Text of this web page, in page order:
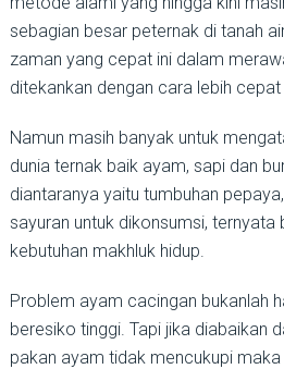
sebagian besar peternak di tanah
zaman yang cepat ini dalam
ditekankan dengan cara lebih
Namun masih banyak untuk
dunia ternak baik ayam, sapi dan
diantaranya yaitu tumbuhan
sayuran untuk dikonsumsi, ternyata
kebutuhan makhluk hidup.
Problem ayam cacingan bukanlah
beresiko tinggi. Tapi jika diabaikan
pakan ayam tidak mencukupi